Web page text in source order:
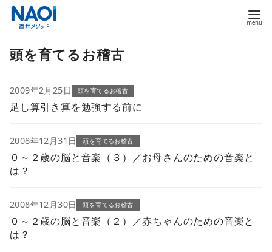
頭を育てるお稽古
2009年2月25日 頭を育てるお稽古
足し算引き算を勉強する前に
2008年12月31日 頭を育てるお稽古
０～２歳の脳と音楽（３）／お母さんのための音楽と
は？
2008年12月30日 頭を育てるお稽古
０～２歳の脳と音楽（２）／赤ちゃんのための音楽と
は？